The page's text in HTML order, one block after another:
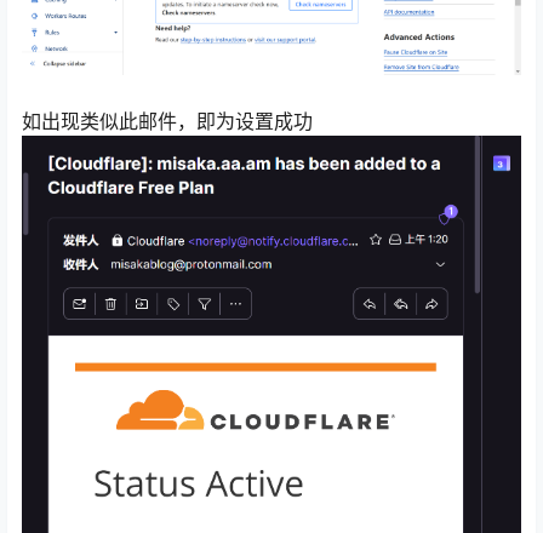
如出现类似此邮件，即为设置成功